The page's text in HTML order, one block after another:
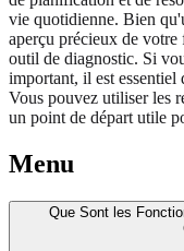
vie quotidienne. Bien
aperçu précieux de
outil de diagnostic. Si
important, il est essentiel
Vous pouvez utiliser les
un point de départ utile
Menu
Que Sont les